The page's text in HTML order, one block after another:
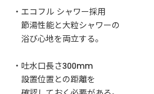
・エコフル シャワー採用
節湯性能と大粒シャワーの
浴び心地を両立する。
・吐水口長さ300mm
設置位置との距離を